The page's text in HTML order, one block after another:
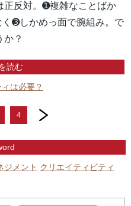
正反対。➊複雑なことばか
➌しかめっ面で腕組み。で
か？
読む
は必要？
4
next
ジメント クリエイティビティ